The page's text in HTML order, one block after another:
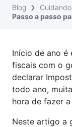
Blog
Passo a passo
Início de ano é
fiscais com o
declarar
todo ano,
hora de fazer
Neste artigo a